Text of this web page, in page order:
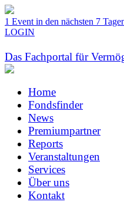
1 Event in den nächsten 7
LOGIN
Das Fachportal für
Home
Fondsfinder
News
Premiumpartner
Reports
Veranstaltungen
Services
Über uns
Kontakt